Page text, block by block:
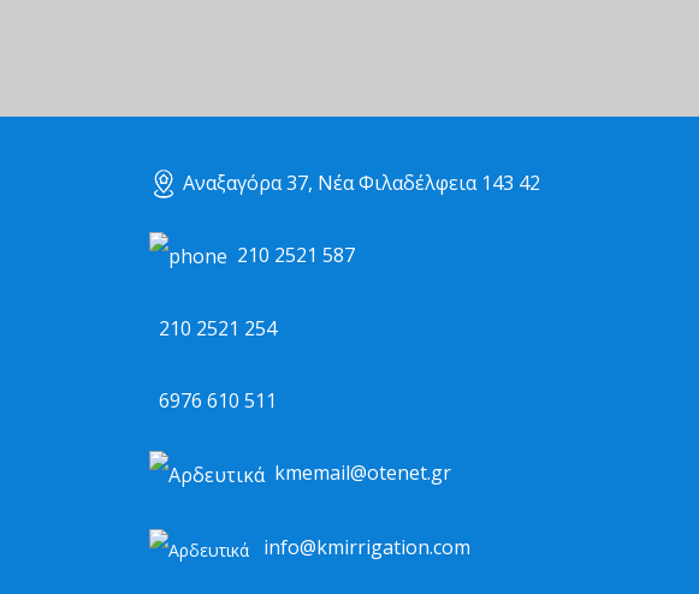
Αναξαγόρα 37, Νέα Φιλαδέλφεια 143 42
210 2521 587
210 2521 254
6976 610 511
kmemail@otenet.gr
info@kmirrigation.com